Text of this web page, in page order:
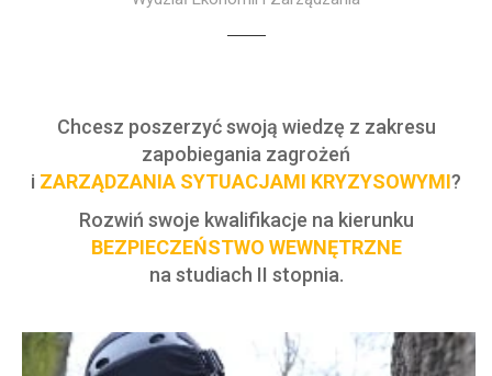
Chcesz poszerzyć swoją wiedzę z zakresu
zapobiegania zagrożeń
i ZARZĄDZANIA SYTUACJAMI KRYZYSOWYMI?
Rozwiń swoje kwalifikacje na kierunku
BEZPIECZEŃSTWO WEWNĘTRZNE
na studiach II stopnia.